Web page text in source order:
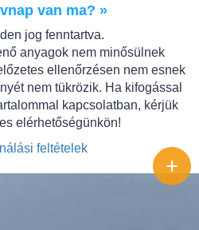
van ma? »
jog fenntartva.
anyagok nem minősülnek
ellenőrzésen nem esnek
nem tükrözik. Ha kifogással
kapcsolatban, kérjük
elérhetőségünkön!
feltételek
+